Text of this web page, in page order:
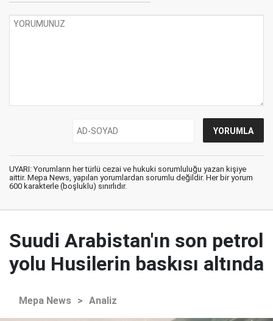
UYARI: Yorumların her türlü cezai ve hukuki sorumluluğu yazan kişiye
aittir. Mepa News, yapılan yorumlardan sorumlu değildir. Her bir yorum
600 karakterle (boşluklu) sınırlıdır.
Suudi Arabistan'ın son petrol
yolu Husilerin baskısı altında
Mepa News > Analiz